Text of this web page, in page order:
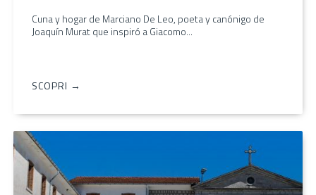
Cuna y hogar de Marciano De Leo, poeta y canónigo de
Joaquín Murat que inspiró a Giacomo...
SCOPRI →